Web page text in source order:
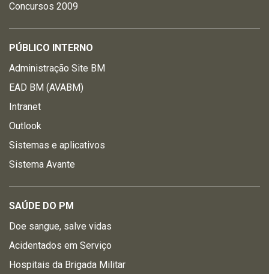
Concursos 2009
PÚBLICO INTERNO
Administração Site BM
EAD BM (AVABM)
Intranet
Outlook
Sistemas e aplicativos
Sistema Avante
SAÚDE DO PM
Doe sangue, salve vidas
Acidentados em Serviço
Hospitais da Brigada Militar